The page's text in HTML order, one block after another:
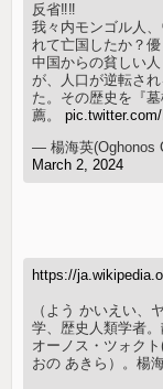
反省‼️‼️
我々内モンゴル人
れて亡国したか？優
中国からの貧しい
が、人口が逆転さ
た。その歴史を『
薦。
— 楊海英(Oghonos
March 2, 2024
https://
（よう かいえい、
学、歴史人類学者
オーノス・ツォク
おの あきら）。楊